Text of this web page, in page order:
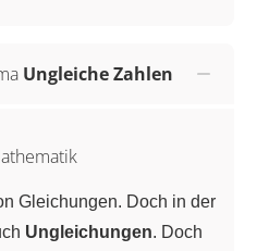
Ungleiche Zahlen
Gleichungen. Doch in der
Ungleichungen. Doch